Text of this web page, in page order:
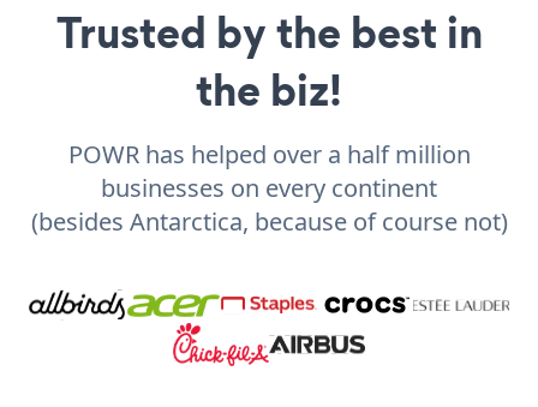
Trusted by the best in
the biz!
POWR has helped over a half million
businesses on every continent
(besides Antarctica, because of course not)